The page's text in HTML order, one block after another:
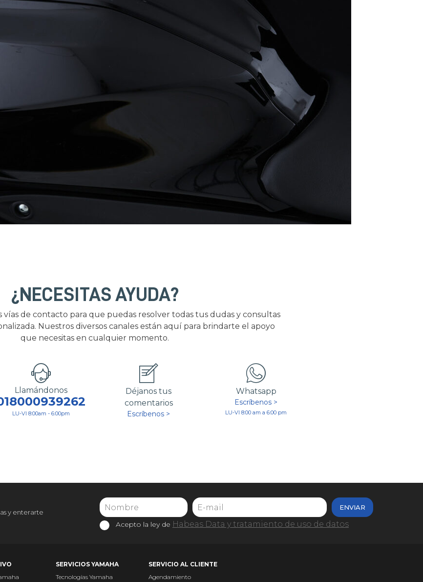
¿NECESITAS AYUDA?
de contacto para que puedas resolver todas tus dudas y consultas
Nuestros diversos canales están aquí para brindarte el apoyo
que necesitas en cualquier momento.
Llamándonos
LU-VI 8:00am - 6:00pm
Déjanos tus
comentarios
Escríbenos >
Whatsapp
Escríbenos >
LU-VI 8:00 am a 6:00 pm
y enterarte
ENVIAR
Acepto la ley de Habeas Data y tratamiento de uso de datos
SERVICIOS YAMAHA
Tecnologías Yamaha
SERVICIO AL CLIENTE
Agendamiento